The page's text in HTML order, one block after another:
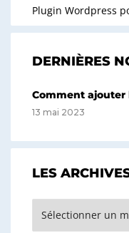
Plugin Wordpress
DERNIÈRES
Comment ajouter
13 mai 2023
LES
archives